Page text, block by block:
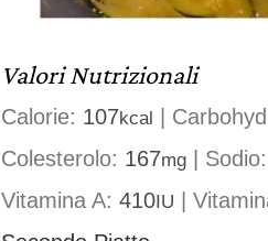
Valori Nutrizionali
Calorie: 107kcal
Colesterolo: 167mg Sodio:
Vitamina A:410IU |